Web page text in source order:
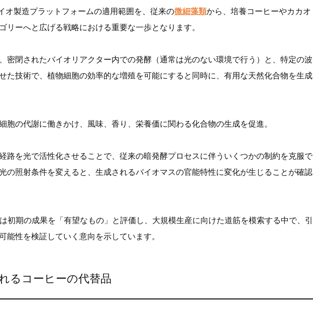
オ製造プラットフォームの適用範囲を、従来の微細藻類から、培養コーヒーやカカオ
リーへと広げる戦略における重要な一歩となります。
密閉されたバイオリアクター内での発酵（通常は光のない環境で行う）と、特定の波
た技術で、植物細胞の効率的な増殖を可能にすると同時に、有用な天然化合物を生成
胞の代謝に働きかけ、風味、香り、栄養価に関わる化合物の生成を促進。
路を光で活性化させることで、従来の暗発酵プロセスに伴ういくつかの制約を克服で
の照射条件を変えると、生成されるバイオマスの官能特性に変化が生じることが確認
は初期の成果を「有望なもの」と評価し、大規模生産に向けた道筋を模索する中で、引
能性を検証していく意向を示しています。
るコーヒーの代替品